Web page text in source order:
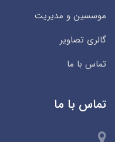
موسسین و مدیریت
گالری تصاویر
تماس با ما
تماس با ما